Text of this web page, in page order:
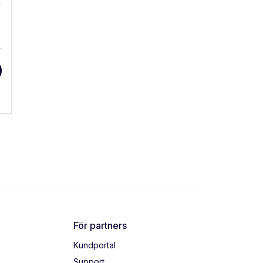
För partners
Kundportal